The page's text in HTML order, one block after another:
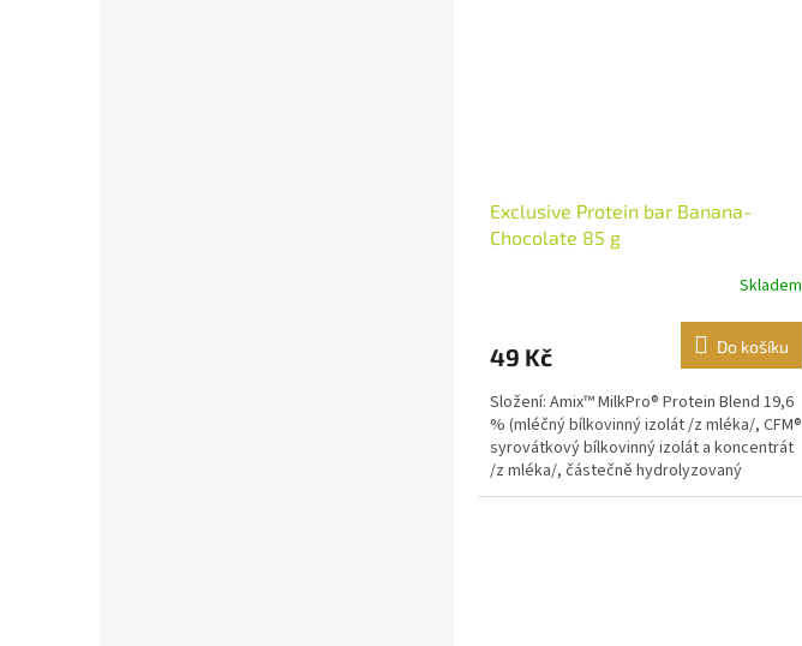
Exclusive Protein bar Banana-
Chocolate 85 g
Skladem
49 Kč Do košíku
Složení: Amix™ MilkPro® Protein Blend 19,6
% (mléčný bílkovinný izolát /z mléka/, CFM®
syrovátkový bílkovinný izolát a koncentrát
/z mléka/, částečně hydrolyzovaný
syrovátkový...